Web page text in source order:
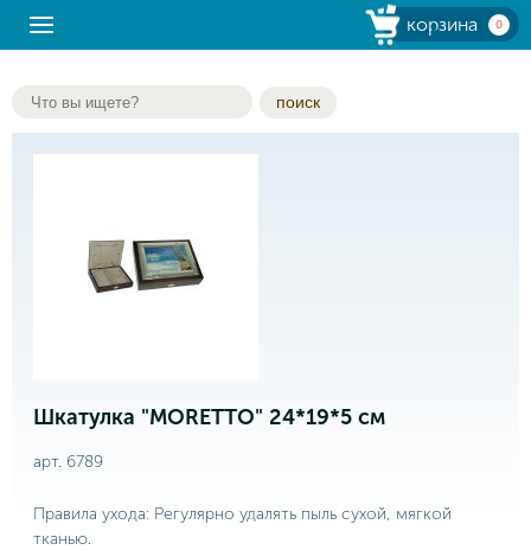
корзина 0
поиск
Шкатулка "MORETTO" 24*19*5 см
арт. 6789
Правила ухода: Регулярно удалять пыль сухой, мягкой
тканью.